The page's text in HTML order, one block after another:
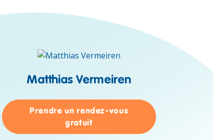
Matthias Vermeiren
Prendre un rendez-vous
gratuitpour Matthias Vermeiren